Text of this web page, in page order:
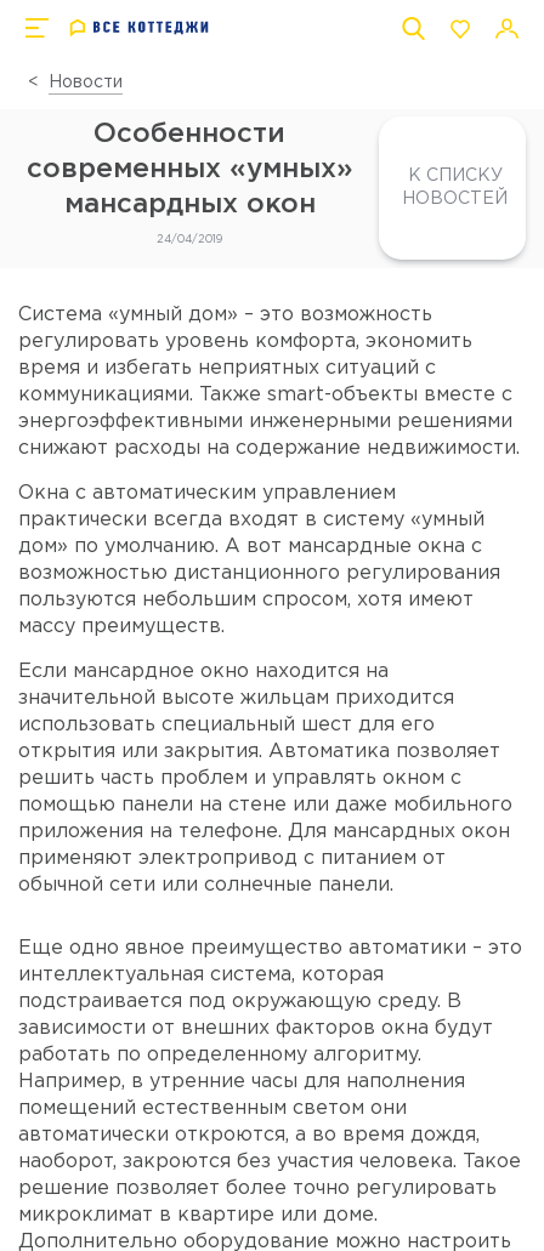
Новости
Особенности
современных «умных»
мансардных окон
24/04/2019
К СПИСКУ
НОВОСТЕЙ
Система «умный дом» – это возможность
регулировать уровень комфорта, экономить
время и избегать неприятных ситуаций с
коммуникациями. Также smart-объекты вместе с
энергоэффективными инженерными решениями
снижают расходы на содержание недвижимости.
Окна с автоматическим управлением
практически всегда входят в систему «умный
дом» по умолчанию. А вот мансардные окна с
возможностью дистанционного регулирования
пользуются небольшим спросом, хотя имеют
массу преимуществ.
Если мансардное окно находится на
значительной высоте жильцам приходится
использовать специальный шест для его
открытия или закрытия. Автоматика позволяет
решить часть проблем и управлять окном с
помощью панели на стене или даже мобильного
приложения на телефоне. Для мансардных окон
применяют электропривод с питанием от
обычной сети или солнечные панели.
Еще одно явное преимущество автоматики – это
интеллектуальная система, которая
подстраивается под окружающую среду. В
зависимости от внешних факторов окна будут
работать по определенному алгоритму.
Например, в утренние часы для наполнения
помещений естественным светом они
автоматически откроются, а во время дождя,
наоборот, закроются без участия человека. Такое
решение позволяет более точно регулировать
микроклимат в квартире или доме.
Дополнительно оборудование можно настроить